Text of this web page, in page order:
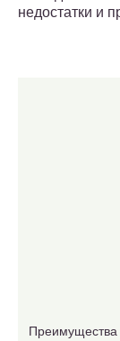
недостатки и
Преимущества